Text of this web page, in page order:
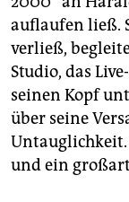
auflaufen ließ.
verließ,
Studio, das
seinen Kopf
über seine
Untauglichkeit.
und ein